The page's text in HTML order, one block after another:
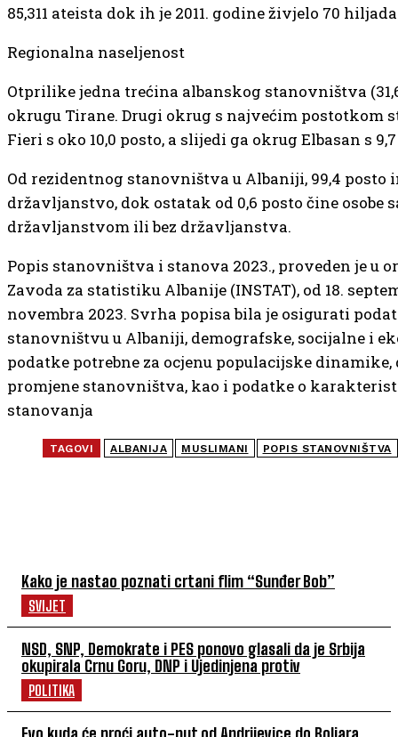
Kako je nastao poznati crtani flim “Sunđer Bob”
SVIJET
NSD, SNP, Demokrate i PES ponovo glasali da je Srbija
okupirala Crnu Goru, DNP i Ujedinjena protiv
POLITIKA
85,311 ateista dok ih je 2011. godine živjelo 70
Regionalna naseljenost
Otprilike jedna trećina albanskog stanovništva
okrugu Tirane. Drugi okrug s najvećim postotkom
Fieri s oko 10,0 posto, a slijedi ga okrug Elbasan s
Od rezidentnog stanovništva u Albaniji, 99,4 posto
državljanstvo, dok ostatak od 0,6 posto čine osobe
državljanstvom ili bez državljanstva.
Popis stanovništva i stanova 2023., proveden je u
Zavoda za statistiku Albanije (INSTAT), od 18.
novembra 2023. Svrha popisa bila je osigurati
stanovništvu u Albaniji, demografske, socijalne i
podatke potrebne za ocjenu populacijske
promjene stanovništva, kao i podatke o
stanovanja
TAGOVI ALBANIJA MUSLIMANI POPIS STANOVNIŠTVA